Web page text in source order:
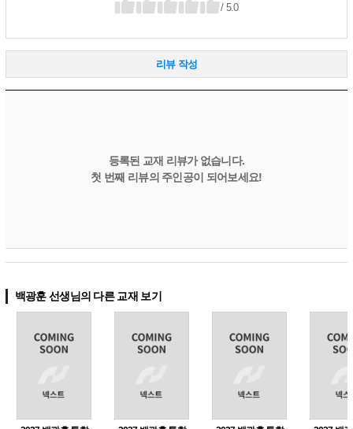
/ 5.0
리뷰 작성
등록된 교재 리뷰가 없습니다.
첫 번째 리뷰의 주인공이 되어보세요!
백광훈 선생님의 다른 교재 보기